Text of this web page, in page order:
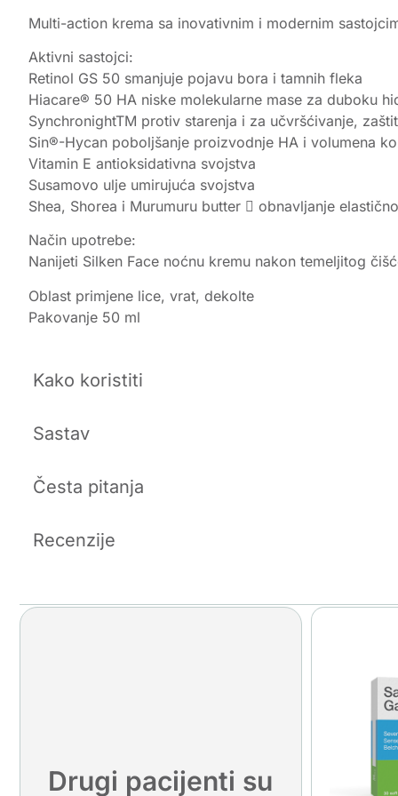
Multi-action krema sa inovativnim i modernim
Aktivni sastojci:
Retinol GS 50 smanjuje pojavu bora i tamnih fleka
Hiacare® 50 HA niske molekularne mase za duboku
SynchronightTM protiv starenja i za učvršćivanje,
Sin®-Hycan poboljšanje proizvodnje HA i volumena
Vitamin E antioksidativna svojstva
Susamovo ulje umirujuća svojstva
Shea, Shorea i Murumuru butter  obnavljanje
Način upotrebe:
Nanijeti Silken Face noćnu kremu nakon temeljitog
Oblast primjene lice, vrat, dekolte
Pakovanje 50 ml
Kako koristiti
Sastav
Česta pitanja
Recenzije
Drugi pacijenti su